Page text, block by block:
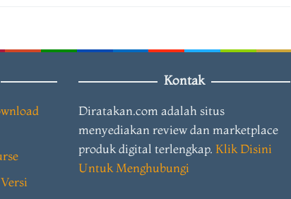
Kontak
Diratakan.com adalah situs
menyediakan review dan marketplace
produk digital terlengkap. Klik Disini
Untuk Menghubungi